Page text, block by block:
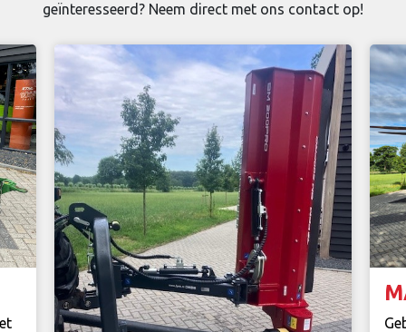
geïnteresseerd? Neem direct met ons contact op!